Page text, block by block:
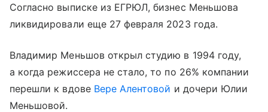
Согласно выписке из ЕГРЮЛ, бизнес Меньшова
ликвидировали еще 27 февраля 2023 года.
Владимир Меньшов открыл студию в 1994 году,
а когда режиссера не стало, то по 26% компании
перешли к вдове Вере Алентовой и дочери Юлии
Меньшовой.